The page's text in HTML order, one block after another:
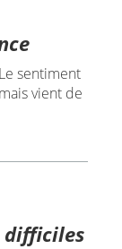
sentiment
vient de
difficiles